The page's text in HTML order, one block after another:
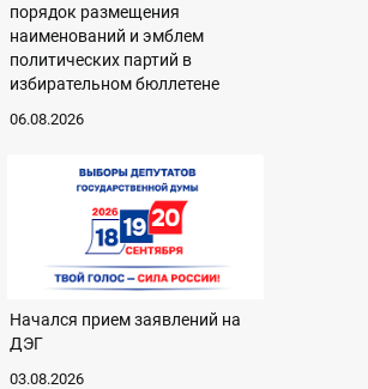
порядок размещения
наименований и эмблем
политических партий в
избирательном бюллетене
06.08.2026
Начался прием заявлений на
ДЭГ
03.08.2026